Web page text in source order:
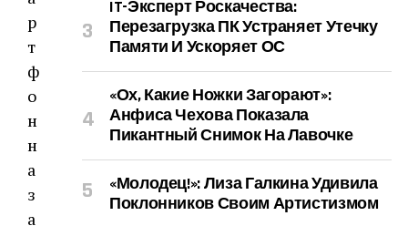
р
т
ф
о
н
н
а
з
а
IT-Эксперт Роскачества:
Перезагрузка ПК Устраняет Утечку
Памяти И Ускоряет ОС
«Ох, Какие Ножки Загорают»:
Анфиса Чехова Показала
Пикантный Снимок На Лавочке
«Молодец!»: Лиза Галкина Удивила
Поклонников Своим Артистизмом